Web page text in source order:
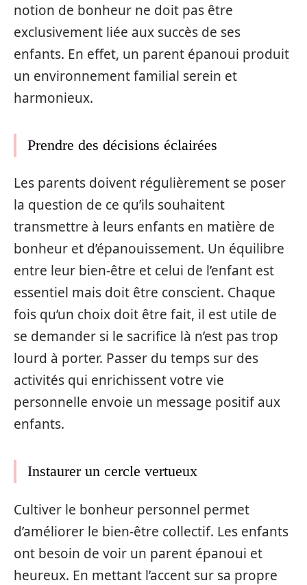
notion de bonheur ne doit pas être
exclusivement liée aux succès de ses
enfants. En effet, un parent épanoui produit
un environnement familial serein et
harmonieux.
Prendre des décisions éclairées
Les parents doivent régulièrement se poser
la question de ce qu’ils souhaitent
transmettre à leurs enfants en matière de
bonheur et d’épanouissement. Un équilibre
entre leur bien-être et celui de l’enfant est
essentiel mais doit être conscient. Chaque
fois qu’un choix doit être fait, il est utile de
se demander si le sacrifice là n’est pas trop
lourd à porter. Passer du temps sur des
activités qui enrichissent votre vie
personnelle envoie un message positif aux
enfants.
Instaurer un cercle vertueux
Cultiver le bonheur personnel permet
d’améliorer le bien-être collectif. Les enfants
ont besoin de voir un parent épanoui et
heureux. En mettant l’accent sur sa propre